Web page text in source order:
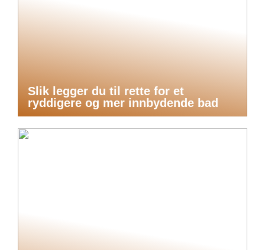
Slik legger du til rette for et
ryddigere og mer innbydende bad